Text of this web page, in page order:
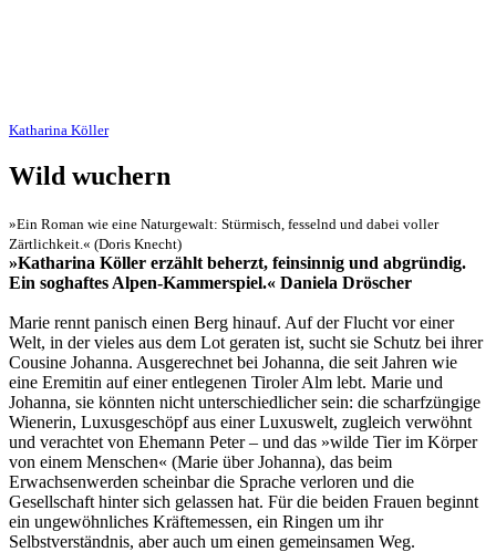
Katharina Köller
Wild wuchern
»Ein Roman wie eine Naturgewalt: Stürmisch, fesselnd und dabei voller
Zärtlichkeit.« (Doris Knecht)
»Katharina Köller erzählt beherzt, feinsinnig und abgründig.
Ein soghaftes Alpen-Kammerspiel.« Daniela Dröscher
Marie rennt panisch einen Berg hinauf. Auf der Flucht vor einer
Welt, in der vieles aus dem Lot geraten ist, sucht sie Schutz bei ihrer
Cousine Johanna. Ausgerechnet bei Johanna, die seit Jahren wie
eine Eremitin auf einer entlegenen Tiroler Alm lebt. Marie und
Johanna, sie könnten nicht unterschiedlicher sein: die scharfzüngige
Wienerin, Luxusgeschöpf aus einer Luxuswelt, zugleich verwöhnt
und verachtet von Ehemann Peter – und das »wilde Tier im Körper
von einem Menschen« (Marie über Johanna), das beim
Erwachsenwerden scheinbar die Sprache verloren und die
Gesellschaft hinter sich gelassen hat. Für die beiden Frauen beginnt
ein ungewöhnliches Kräftemessen, ein Ringen um ihr
Selbstverständnis, aber auch um einen gemeinsamen Weg.